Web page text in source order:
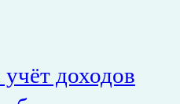
доходов